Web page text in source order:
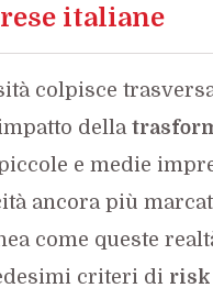
italiane
colpisce
della
e medie
ancora più
come queste
criteri di risk